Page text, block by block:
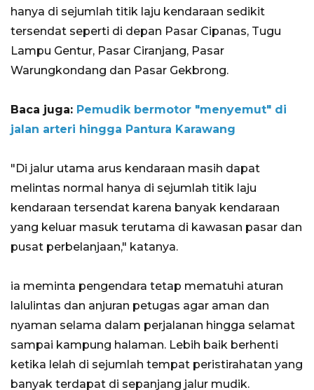
hanya di sejumlah titik laju kendaraan sedikit
tersendat seperti di depan Pasar Cipanas, Tugu
Lampu Gentur, Pasar Ciranjang, Pasar
Warungkondang dan Pasar Gekbrong.
Baca juga: Pemudik bermotor "menyemut" di
jalan arteri hingga Pantura Karawang
"Di jalur utama arus kendaraan masih dapat
melintas normal hanya di sejumlah titik laju
kendaraan tersendat karena banyak kendaraan
yang keluar masuk terutama di kawasan pasar dan
pusat perbelanjaan," katanya.
ia meminta pengendara tetap mematuhi aturan
lalulintas dan anjuran petugas agar aman dan
nyaman selama dalam perjalanan hingga selamat
sampai kampung halaman. Lebih baik berhenti
ketika lelah di sejumlah tempat peristirahatan yang
banyak terdapat di sepanjang jalur mudik.